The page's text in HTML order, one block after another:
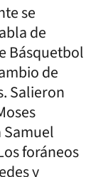
se
de
Básquetbol
de
Salieron
foráneos
y